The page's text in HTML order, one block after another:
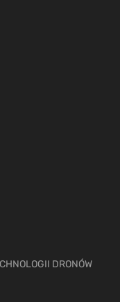
DRONÓW